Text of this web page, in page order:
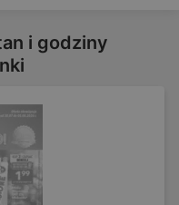
i godziny